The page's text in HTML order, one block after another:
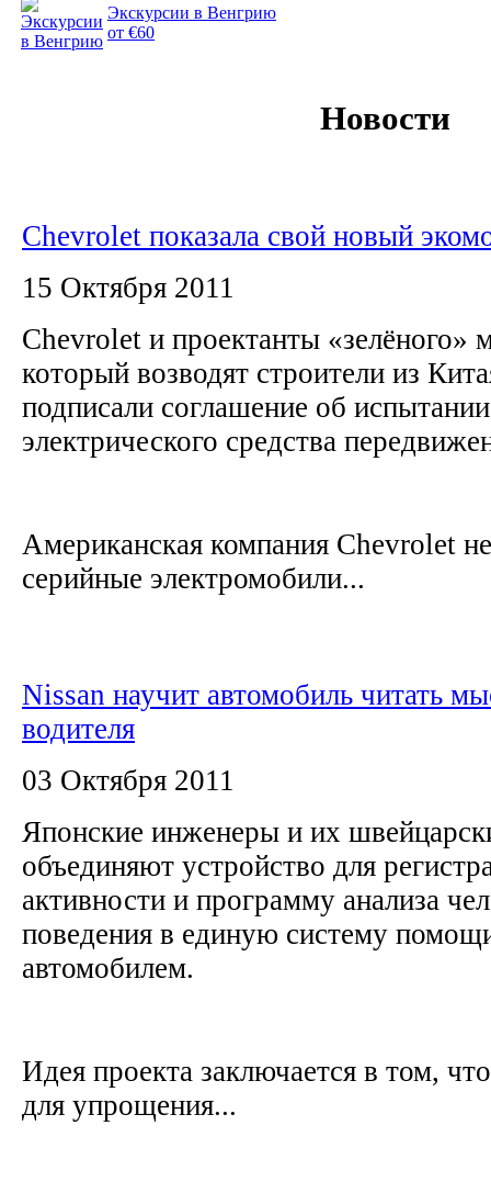
Экскурсии в Венгрию
от €60
Новости
Chevrolet показала свой новый
15 Октября 2011
Chevrolet и проектанты «зелёного»
который возводят строители из
подписали соглашение об
электрического средства
Американская компания Chevrolet
серийные электромобили...
Nissan научит автомобиль читать
водителя
03 Октября 2011
Японские инженеры и их
объединяют устройство для
активности и программу анализа
поведения в единую систему
автомобилем.
Идея проекта заключается в том,
для упрощения...